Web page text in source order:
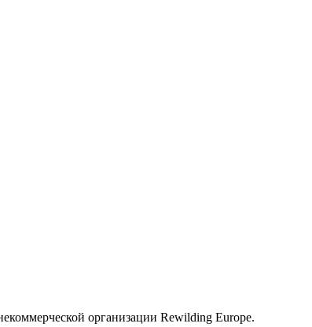
организации Rewilding Europe.